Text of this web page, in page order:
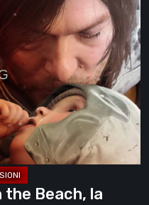
the Beach, la